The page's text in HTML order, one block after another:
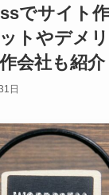
でサイト
トやデメ
会社も紹介
日